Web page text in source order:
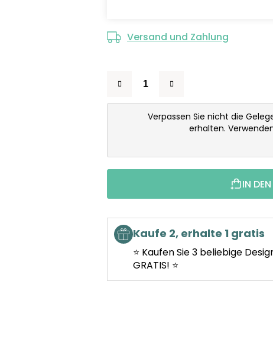
Versand und Zahlung
Verpassen Sie nicht die
erhalten.
IN
Kaufe 2, erhalte 1 gratis
⭐ Kaufen Sie 3 beliebige
GRATIS! ⭐